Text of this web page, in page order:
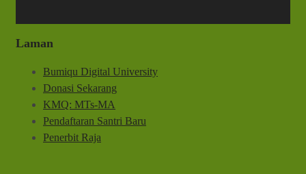
Laman
Bumiqu Digital University
Donasi Sekarang
KMQ: MTs-MA
Pendaftaran Santri Baru
Penerbit Raja